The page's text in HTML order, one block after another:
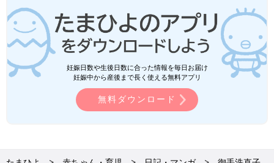
妊娠日数や生後日数に合った情報を毎日お届け
妊娠中から産後まで長く使える無料アプリ
無料ダウンロード